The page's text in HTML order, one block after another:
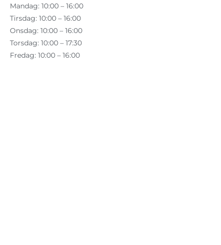
Mandag: 10:00 – 16:00
Tirsdag: 10:00 – 16:00
Onsdag: 10:00 – 16:00
Torsdag: 10:00 – 17:30
Fredag: 10:00 – 16:00